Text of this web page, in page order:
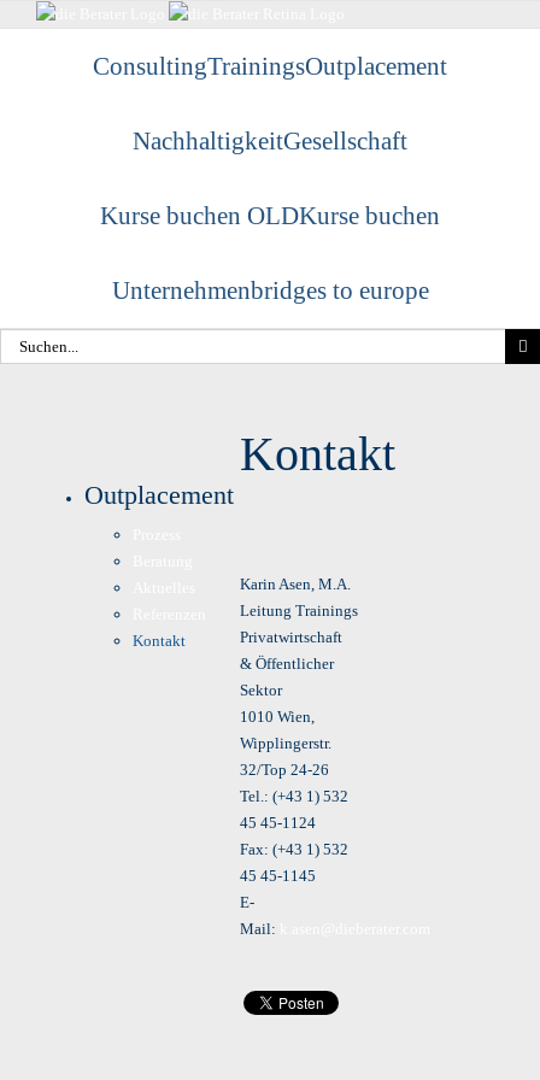
ConsultingTrainingsOutplacement
NachhaltigkeitGesellschaft
Kurse buchen OLDKurse buchen
Unternehmenbridges to europe
Suche
nach:
Kontakt
Karin Asen, M.A.
Leitung Trainings
Privatwirtschaft
& Öffentlicher
Sektor
1010 Wien,
Wipplingerstr.
32/Top 24-26
Tel.: (+43 1) 532
45 45-1124
Fax: (+43 1) 532
45 45-1145
E-
Mail:
Outplacement
Kontakt